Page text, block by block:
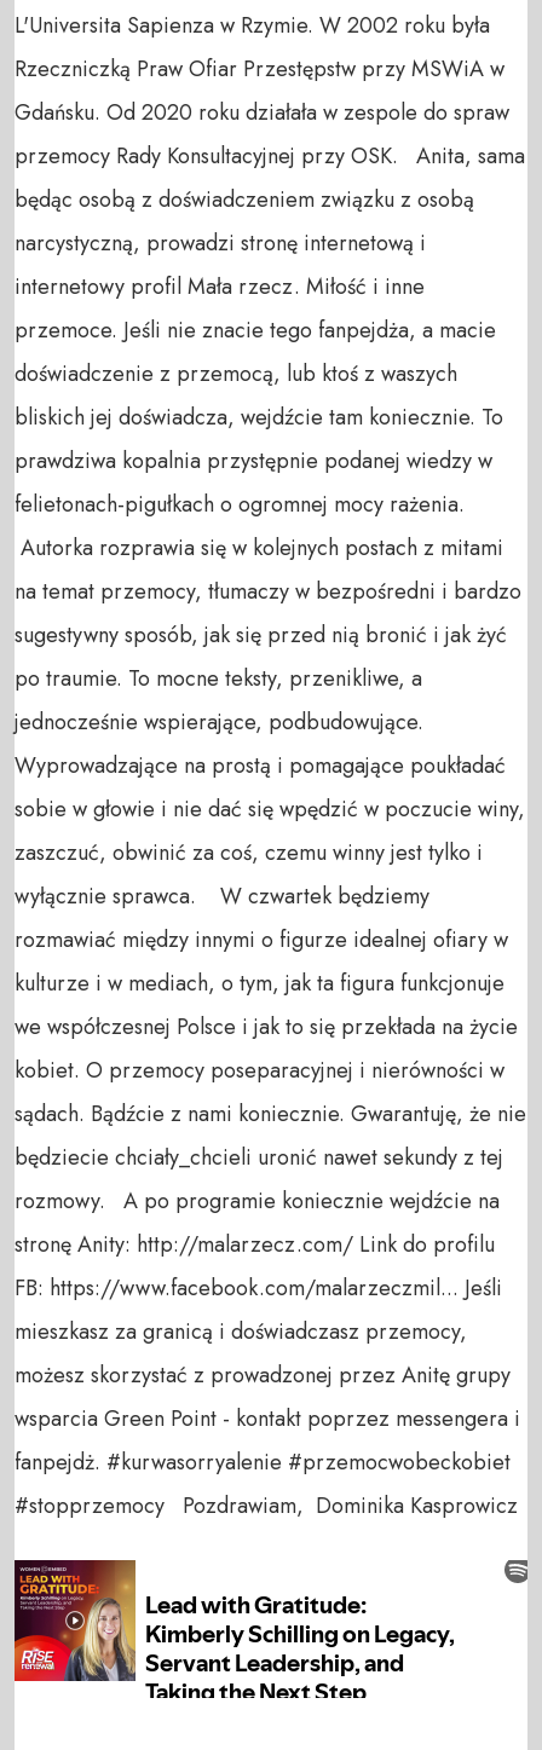
L'Universita Sapienza w Rzymie. W 2002 roku była
Rzeczniczką Praw Ofiar Przestępstw przy MSWiA w
Gdańsku. Od 2020 roku działała w zespole do spraw
przemocy Rady Konsultacyjnej przy OSK. Anita, sama
będąc osobą z doświadczeniem związku z osobą
narcystyczną, prowadzi stronę internetową i
internetowy profil Mała rzecz. Miłość i inne
przemoce. Jeśli nie znacie tego fanpejdża, a macie
doświadczenie z przemocą, lub ktoś z waszych
bliskich jej doświadcza, wejdźcie tam koniecznie. To
prawdziwa kopalnia przystępnie podanej wiedzy w
felietonach-pigułkach o ogromnej mocy rażenia.
Autorka rozprawia się w kolejnych postach z mitami
na temat przemocy, tłumaczy w bezpośredni i bardzo
sugestywny sposób, jak się przed nią bronić i jak żyć
po traumie. To mocne teksty, przenikliwe, a
jednocześnie wspierające, podbudowujące.
Wyprowadzające na prostą i pomagające poukładać
sobie w głowie i nie dać się wpędzić w poczucie winy,
zaszczuć, obwinić za coś, czemu winny jest tylko i
wyłącznie sprawca. W czwartek będziemy
rozmawiać między innymi o figurze idealnej ofiary w
kulturze i w mediach, o tym, jak ta figura funkcjonuje
we współczesnej Polsce i jak to się przekłada na życie
kobiet. O przemocy poseparacyjnej i nierówności w
sądach. Bądźcie z nami koniecznie. Gwarantuję, że nie
będziecie chciały_chcieli uronić nawet sekundy z tej
rozmowy. A po programie koniecznie wejdźcie na
stronę Anity: http://malarzecz.com/ Link do profilu
FB: https://www.facebook.com/malarzeczmil... Jeśli
mieszkasz za granicą i doświadczasz przemocy,
możesz skorzystać z prowadzonej przez Anitę grupy
wsparcia Green Point - kontakt poprzez messengera i
fanpejdż. #kurwasorryalenie #przemocwobeckobiet
#stopprzemocy Pozdrawiam, Dominika Kasprowicz